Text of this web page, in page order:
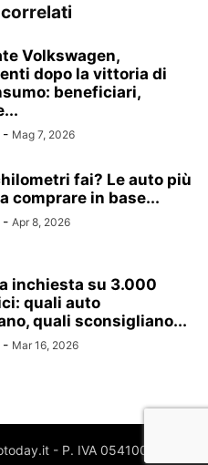
Volkswagen,
dopo la vittoria di
beneficiari,
- Mag 7, 2026
fai? Le auto più
comprare in base...
- Apr 8, 2026
inchiesta su 3.000
quali auto
quali sconsigliano...
- Mar 16, 2026
- P. IVA 05410020969